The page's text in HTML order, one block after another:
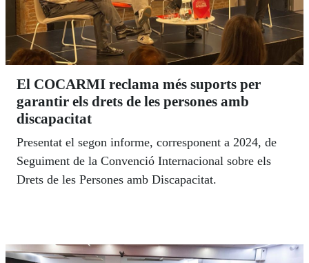
El COCARMI reclama més suports per
garantir els drets de les persones amb
discapacitat
Presentat el segon informe, corresponent a 2024, de
Seguiment de la Convenció Internacional sobre els
Drets de les Persones amb Discapacitat.